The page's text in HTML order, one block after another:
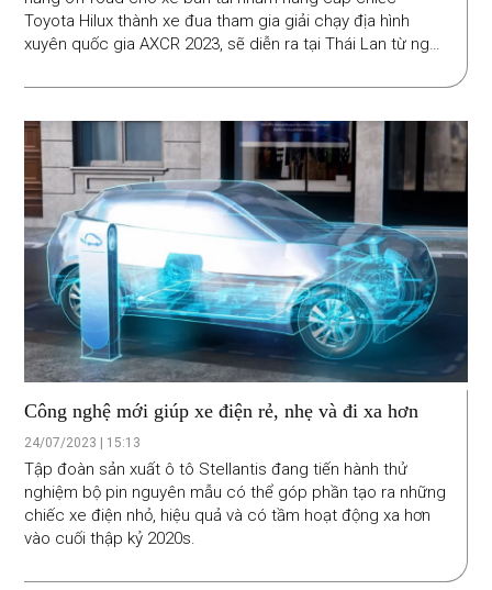
Toyota Hilux thành xe đua tham gia giải chạy địa hình
xuyên quốc gia AXCR 2023, sẽ diễn ra tại Thái Lan từ ngày
Công nghệ mới giúp xe điện rẻ, nhẹ và đi xa hơn
24/07/2023 | 15:13
Tập đoàn sản xuất ô tô Stellantis đang tiến hành thử
nghiệm bộ pin nguyên mẫu có thể góp phần tạo ra những
chiếc xe điện nhỏ, hiệu quả và có tầm hoạt động xa hơn
vào cuối thập kỷ 2020s.